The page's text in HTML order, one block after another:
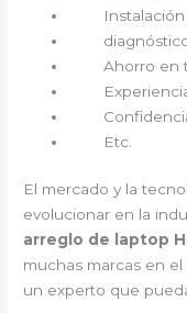
Instalación
diagnóstico
Ahorro en
Experiencia
Etc.
El mercado y la
evolucionar en la
arreglo de laptop
muchas marcas en
un experto que